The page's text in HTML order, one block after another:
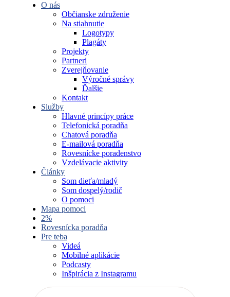
O nás
Občianske združenie
Na stiahnutie
Logotypy
Plagáty
Projekty
Partneri
Zverejňovanie
Výročné správy
Ďalšie
Kontakt
Služby
Hlavné princípy práce
Telefonická poradňa
Chatová poradňa
E-mailová poradňa
Rovesnícke poradenstvo
Vzdelávacie aktivity
Články
Som dieťa/mladý
Som dospelý/rodič
O pomoci
Mapa pomoci
2%
Rovesnícka poradňa
Pre teba
Videá
Mobilné aplikácie
Podcasty
Inšpirácia z Instagramu